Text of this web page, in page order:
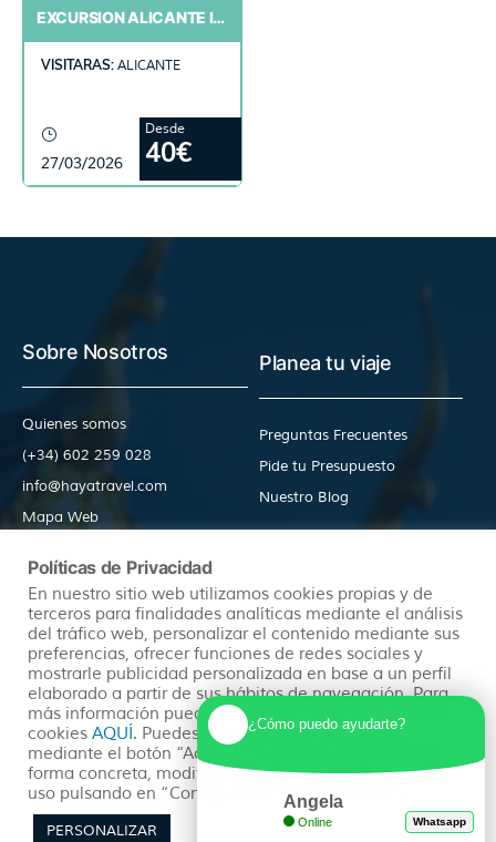
EXCURSION ALICANTE IES FRANCESC RIBALTA
VISITARAS: ALICANTE
27/03/2026
Desde
40€
Sobre Nosotros
Quienes somos
(+34) 602 259 028
info@hayatravel.com
Mapa Web
Planea tu viaje
Preguntas Frecuentes
Pide tu Presupuesto
Nuestro Blog
Productos
Ofertas
Viajes Organizados
Lunas de Miel
Circuitos en Autocar
Políticas
Condiciones Generales
Aviso Legal
Política de Privacidad
Políticas de Privacidad
En nuestro sitio web utilizamos cookies propias y de
terceros para finalidades analíticas mediante el análisis
del tráfico web, personalizar el contenido mediante sus
preferencias, ofrecer funciones de redes sociales y
mostrarle publicidad personalizada en base a un perfil
elaborado a partir de sus hábitos de navegación. Para
más información puedes consultar nuestra política de
cookies AQUÍ. Puedes aceptar todas las cookies
mediante el botón “Aceptar” o puedes aceptarlas de
forma concreta, modificar su selección o rechazar su
uso pulsando en “Configuración de Privacidad”.
PERSONALIZAR
¿Cómo puedo ayudarte?
Angela
Online Whatsapp